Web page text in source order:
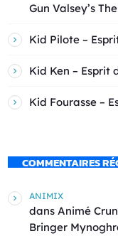
Gun Valsey’s
Kid Pilote –
Kid Ken – Esprit
Kid Fourasse –
COMMENTAIRES
ANIMIX
dans Animé
Bringer